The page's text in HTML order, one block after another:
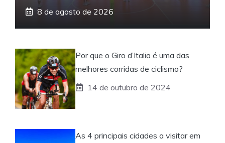
8 de agosto de 2026
Por que o Giro d’Italia é uma das
melhores corridas de ciclismo?
14 de outubro de 2024
As 4 principais cidades a visitar em